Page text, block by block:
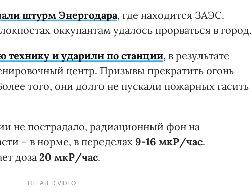
штурм Энергодара, где находится ЗАЭС.
оккупантам удалось прорваться в город.
и ударили по станции, в результате
центр. Призывы прекратить огонь
того, они долго не пускали пожарных гасить
не пострадало, радиационный фон на
– в норме, в переделах 9-16 мкР/час.
доза 20 мкР/час.
RELATED VIDEO